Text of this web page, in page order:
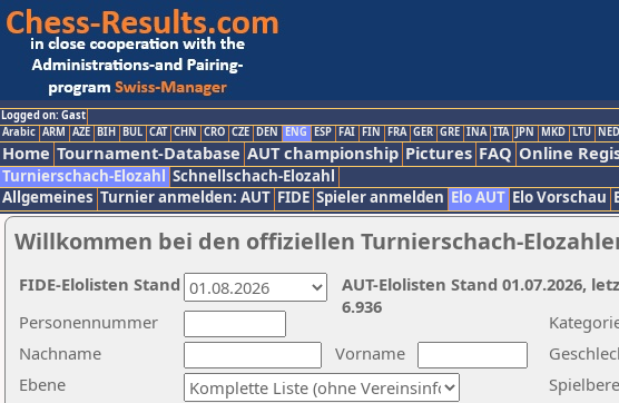
Logged on: Gast
Arabic ARM AZE BIH BUL CAT CHN CRO CZE DEN ENG ESP FAI FIN FRA GER GRE INA ITA JPN MKD LTU NED
Home Tournament-Database AUT championship Pictures FAQ Online
Turnierschach-Elozahl Schnellschach-Elozahl
Allgemeines Turnier anmelden: AUT FIDE Spieler anmelden Elo AUT Elo Vorschau
Willkommen bei den offiziellen Turnierschach-
Nachname
Vorname
Ebene
Personennummer
AUT-Elolisten Stand 01.07.2026,
6.936
FIDE-Elolisten Stand